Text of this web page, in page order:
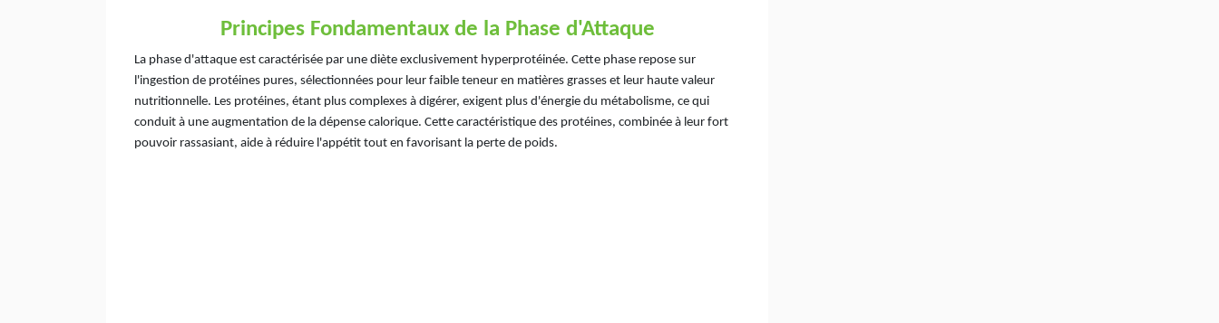
Principes Fondamentaux de la Phase d'Attaque
La phase d'attaque est caractérisée par une diète exclusivement hyperprotéinée. Cette phase repose sur
l'ingestion de protéines pures, sélectionnées pour leur faible teneur en matières grasses et leur haute valeur
nutritionnelle. Les protéines, étant plus complexes à digérer, exigent plus d'énergie du métabolisme, ce qui
conduit à une augmentation de la dépense calorique. Cette caractéristique des protéines, combinée à leur fort
pouvoir rassasiant, aide à réduire l'appétit tout en favorisant la perte de poids.